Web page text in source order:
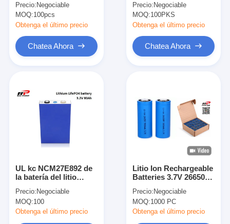
Hogar
Productos
Control de calidad
aviones rusos de la
batería K-8 de la
aviación, Mi-17/171
ruso
Precio: Negociable
MOQ:100pcs
Obtenga el último precio
Chatea Ahora
litio de Samsung
INR18650
Precio: Negociable
MOQ:100PKS
Obtenga el último precio
Chatea Ahora
UL kc NCM27E892 de
la batería del litio
3.2V 80Ah de EV
Precio: Negociable
MOQ:100
Obtenga el último precio
Litio Ion Rechargeable
Batteries 3.7V 26650
de EV
Precio: Negociable
MOQ:1000 PC
Obtenga el último precio